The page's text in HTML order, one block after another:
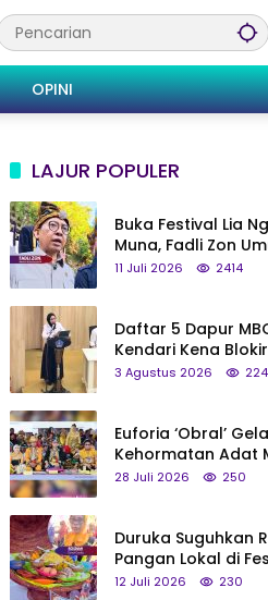
OPINI
LAJUR POPULER
Buka Festival Lia
Muna, Fadli Zon
Metanduno Segera
11 Juli 2026 2414
Daftar 5 Dapur
Kendari Kena
dari Pusat
3 Agustus 2026
Euforia ‘Obral’
Kehormatan Adat
Silaturahmi KKMM,
28 Juli 2026 250
Duruka Suguhkan
Pangan Lokal di
Liangkobhori, Dari
12 Juli 2026 230